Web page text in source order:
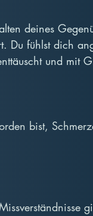
deines
Du fühlst dich
und mit
bist,